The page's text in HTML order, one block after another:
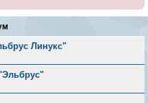
Линукс"